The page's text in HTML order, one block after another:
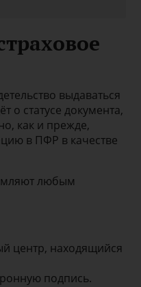
выдаваться
о статусе документа,
как и прежде,
в ПФР в качестве
любым
центр, находящийся
подпись.